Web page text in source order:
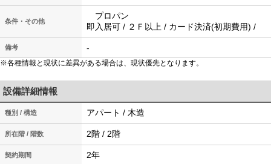
条件・その他
プロパン
即入居可 / ２Ｆ以上 / カード決済(初期費用) /
備考 -
※各種情報と現状に差異がある場合は、現状優先となります。
設備詳細情報
種別 / 構造 アパート / 木造
所在階 / 階数 2階 / 2階
契約期間 2年